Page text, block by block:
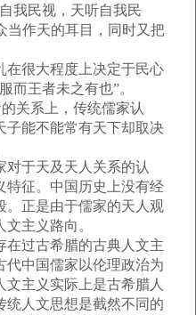
我民视，天听自我民
作天的耳目，同时又把
很大程度上决定于民心
而王者未之有也”。
关系上，传统儒家认
子能不能常有天下却取决
于天及天人关系的认
特征。中国历史上没有经
。正是由于儒家的天人观
主义路向。
过古希腊的古典人文主
代中国儒家以伦理政治为
主义实际上是古希腊人
统人文思想是截然不同的